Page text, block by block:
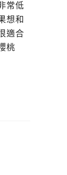
常低
想和
適合
桃